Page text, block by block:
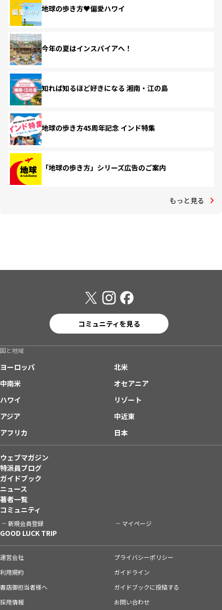
地球の歩き方♥偏愛ハワイ
今年の夏はインスパイアへ！
知れば知るほど好きになる 湘南・江の島
地球の歩き方45周年記念 インド特集
「地球の歩き方」シリーズ広告のご案内
もっと見る
コミュニティを見る
国と地域
ヨーロッパ
北米
中南米
オセアニア
ハワイ
リゾート
アジア
中近東
アフリカ
日本
ウェブマガジン
特派員ブログ
ガイドブック
ニュース
著者一覧
コミュニティ
新規会員登録 マイページ
GOOD LUCK TRIP
運営会社
プライバシーポリシー
利用規約
ガイドライン
書店御担当者様へ
ガイドブックに投稿する
採用情報
お問い合わせ